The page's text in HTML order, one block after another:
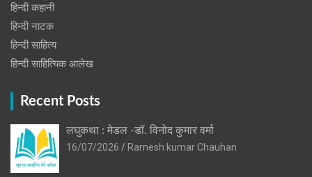
हिन्दी कहानी
हिन्‍दी नाटक
हिन्दी साहित्य
हिन्दी साहित्यिक आलेख
Recent Posts
लघुकथा : मेडल -डॉ. विनोद कुमार वर्मा
16/07/2026
Ramesh kumar Chauhan